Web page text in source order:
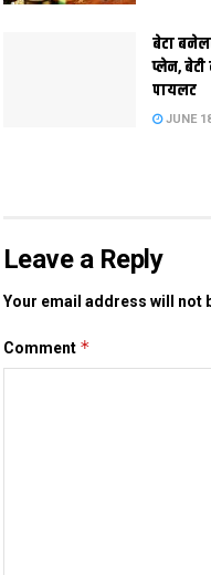
बेटा
प्लेन,
पायलट
JUNE
Leave a Reply
Your email address will not
Comment *